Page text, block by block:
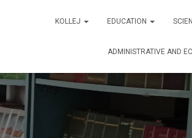
KOLLEJ EDUCATION
ADMINISTRATIVE AND